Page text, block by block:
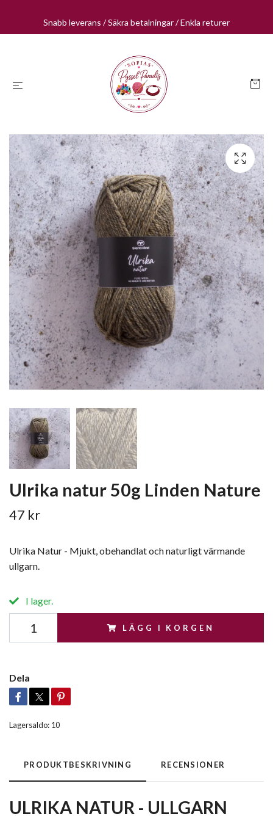
Snabb leverans / Säkra betalningar / Enkla returer
Ulrika natur 50g Linden Nature
47 kr
Ulrika Natur - Mjukt, obehandlat och naturligt värmande
ullgarn.
I lager.
LÄGG I KORGEN
Dela
Lagersaldo: 10
PRODUKTBESKRIVNING RECENSIONER
ULRIKA NATUR - ULLGARN